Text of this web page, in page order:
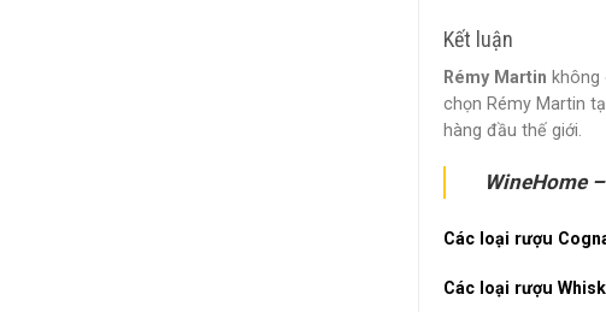
Kết luận
Rémy Martin
chọn Rémy Martin
hàng đầu thế giới.
WineHome
Các loại rượu
Các loại rượu